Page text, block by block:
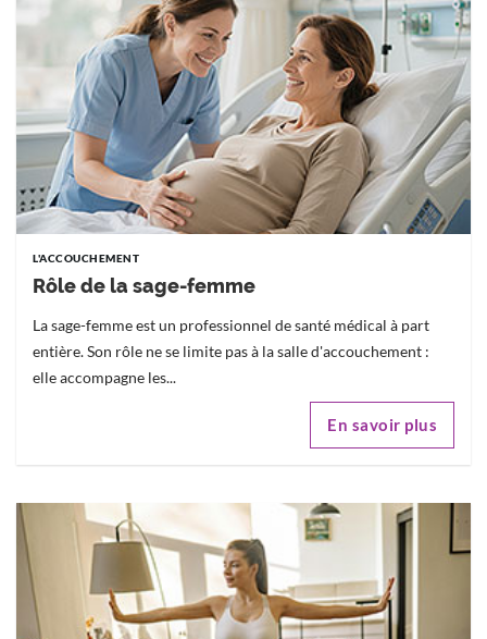
L'ACCOUCHEMENT
Rôle de la sage-femme
La sage-femme est un professionnel de santé médical à part
entière. Son rôle ne se limite pas à la salle d'accouchement :
elle accompagne les...
En savoir plus